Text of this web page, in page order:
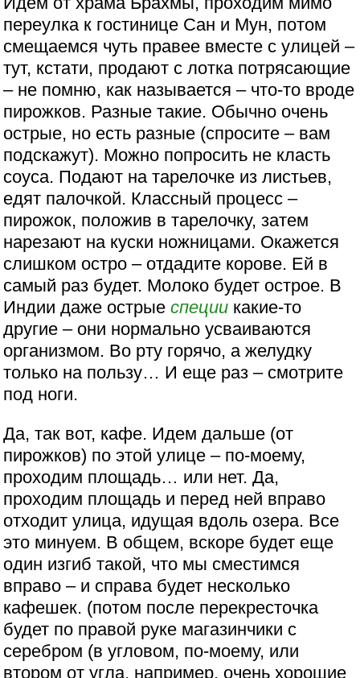
переулка к гостинице Сан и Мун, потом
смещаемся чуть правее вместе с улицей –
тут, кстати, продают с лотка потрясающие
– не помню, как называется – что-то вроде
пирожков. Разные такие. Обычно очень
острые, но есть разные (спросите – вам
подскажут). Можно попросить не класть
соуса. Подают на тарелочке из листьев,
едят палочкой. Классный процесс –
пирожок, положив в тарелочку, затем
нарезают на куски ножницами. Окажется
слишком остро – отдадите корове. Ей в
самый раз будет. Молоко будет острое. В
Индии даже острыеспеции какие-то
другие – они нормально усваиваются
организмом. Во рту горячо, а желудку
только на пользу… И еще раз – смотрите
под ноги.
Да, так вот, кафе. Идем дальше (от
пирожков) по этой улице – по-моему,
проходим площадь… или нет. Да,
проходим площадь и перед ней вправо
отходит улица, идущая вдоль озера. Все
это минуем. В общем, вскоре будет еще
один изгиб такой, что мы сместимся
вправо – и справа будет несколько
кафешек. (потом после перекресточка
будет по правой руке магазинчики с
серебром (в угловом, по-моему, или
втором от угла, например, очень хорошие